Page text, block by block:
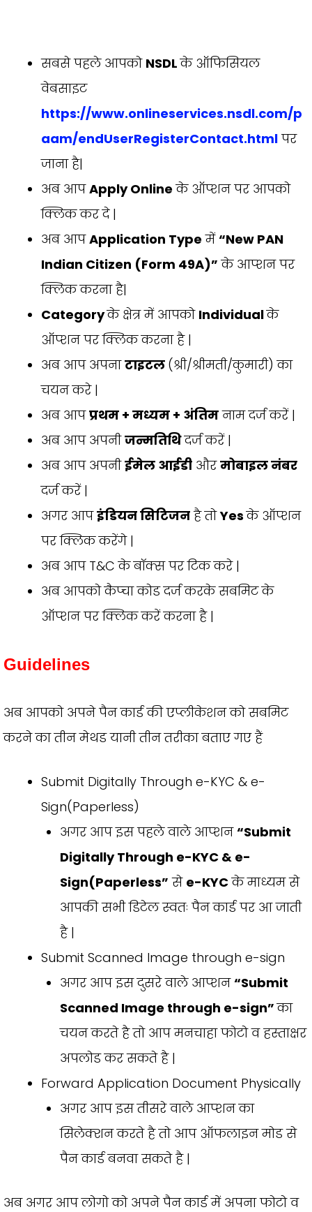
सबसे पहले आपको NSDLके ऑफिसियल
वेबसाइट
https://www.onlineservices.nsdl.com/p
aam/endUserRegisterContact.htmlपर
जाना है|
अब आपApply Online के ऑप्शन पर आपको
क्लिक कर दे |
अब आपApplication Type में“New PAN
Indian Citizen (Form 49A)” के आप्शन पर
क्लिक करना है|
Categoryके क्षेत्र में आपको Individualके
ऑप्शन पर क्लिक करना है |
अब आप अपनाटाइटल (श्री/श्रीमती/कुमारी) का
चयन करे |
अब आपप्रथम + मध्यम + अंतिमनाम दर्ज करें |
अब आप अपनीजन्मतिथिदर्ज करें |
अब आप अपनीईमेल आईडी औरमोबाइल नंबर
दर्ज करें |
अगर आपइंडियन सिटिजन है तोYesके ऑप्शन
पर क्लिक करेंगे |
अब आप T&C के बॉक्स पर टिक करे |
अब आपको कैप्चा कोड दर्ज करके सबमिट के
ऑप्शन पर क्लिक करें करना है |
Guidelines
अब आपको अपने पैन कार्ड की एप्लीकेशन को सबमिट
करने का तीन मेथड यानी तीन तरीका बताए गए हैं
Submit Digitally Through e-KYC & e-
Sign(Paperless)
अगर आप इस पहले वाले आप्शन“Submit
Digitally Through e-KYC & e-
Sign(Paperless” से e-KYCके माध्यम से
आपकी सभी डिटेल स्वतः पैन कार्ड पर आ जाती
है |
Submit Scanned Image through e-sign
अगर आप इस दुसरे वाले आप्शन“Submit
Scanned Image through e-sign”का
चयन करते है तो आप मनचाहा फोटो व हस्ताक्षर
अपलोड कर सकते है |
Forward Application Document Physically
अगर आप इस तीसरे वाले आप्शन का
सिलेक्शन करते है तो आप ऑफलाइन मोड से
पैन कार्ड बनवा सकते है |
अब अगर आप लोगो को अपने पैन कार्ड में अपना फोटो व